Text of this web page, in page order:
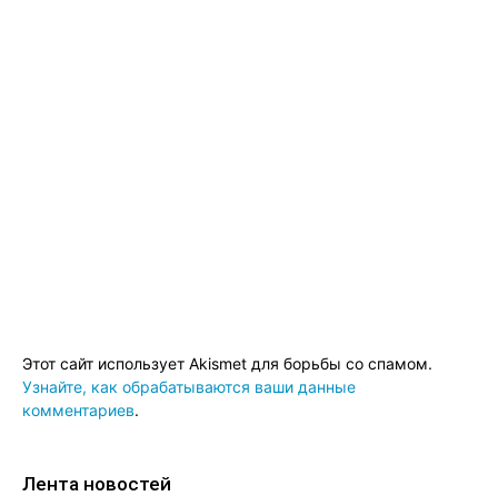
Этот сайт использует Akismet для борьбы со спамом.
Узнайте, как обрабатываются ваши данные
комментариев.
Лента новостей